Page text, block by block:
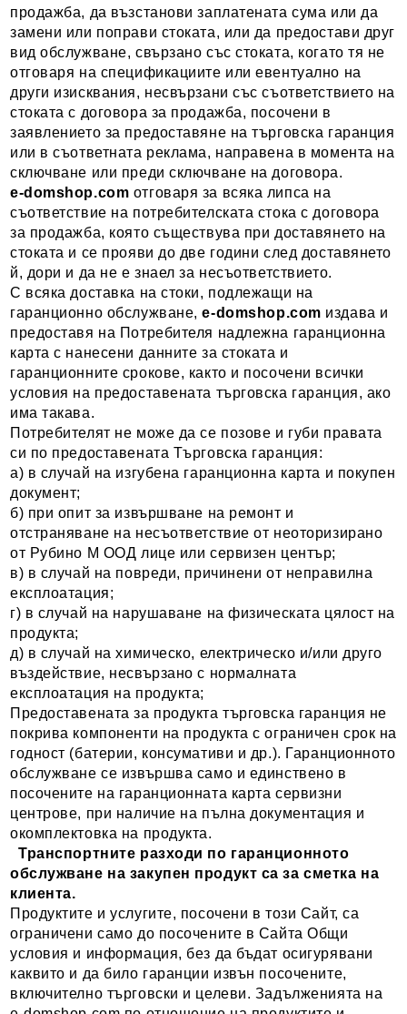
продажба, да възстанови заплатената сума или да
замени или поправи стоката, или да предостави друг
вид обслужване, свързано със стоката, когато тя не
отговаря на спецификациите или евентуално на
други изисквания, несвързани със съответствието на
стоката с договора за продажба, посочени в
заявлението за предоставяне на търговска гаранция
или в съответната реклама, направена в момента на
сключване или преди сключване на договора.
e-domshop.com отговаря за всяка липса на
съответствие на потребителската стока с договора
за продажба, която съществува при доставянето на
стоката и се прояви до две години след доставянето
й, дори и да не е знаел за несъответствието.
С всяка доставка на стоки, подлежащи на
гаранционно обслужване,e-domshop.com издава и
предоставя на Потребителя надлежна гаранционна
карта с нанесени данните за стоката и
гаранционните срокове, както и посочени всички
условия на предоставената търговска гаранция, ако
има такава.
Потребителят не може да се позове и губи правата
си по предоставената Търговска гаранция:
а) в случай на изгубена гаранционна карта и покупен
документ;
б) при опит за извършване на ремонт и
отстраняване на несъответствие от неоторизирано
от Рубино М ООД лице или сервизен център;
в) в случай на повреди, причинени от неправилна
експлоатация;
г) в случай на нарушаване на физическата цялост на
продукта;
д) в случай на химическо, електрическо и/или друго
въздействие, несвързано с нормалната
експлоатация на продукта;
Предоставената за продукта търговска гаранция не
покрива компоненти на продукта с ограничен срок на
годност (батерии, консумативи и др.). Гаранционното
обслужване се извършва само и единствено в
посочените на гаранционната карта сервизни
центрове, при наличие на пълна документация и
окомплектовка на продукта.
Транспортните разходи по гаранционното
обслужване на закупен продукт са за сметка на
клиента.
Продуктите и услугите, посочени в този Сайт, са
ограничени само до посочените в Сайта Общи
условия и информация, без да бъдат осигурявани
каквито и да било гаранции извън посочените,
включително търговски и целеви. Задълженията на